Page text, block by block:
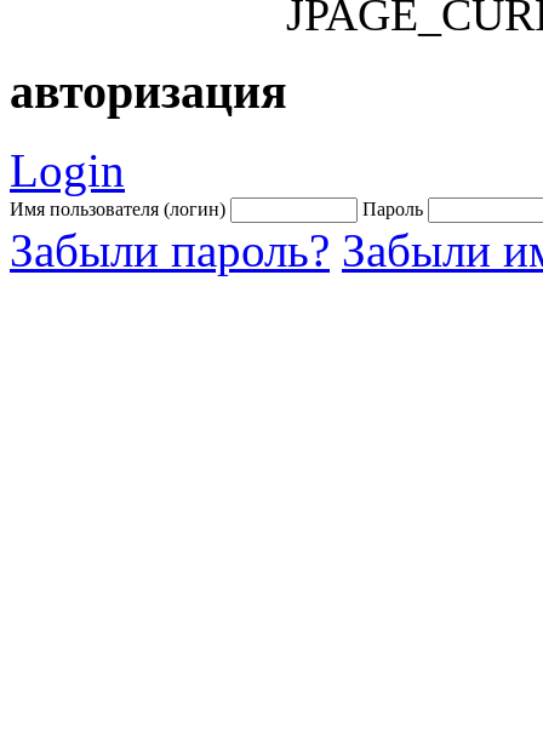
авторизация
Login
Имя пользователя (логин) Пароль
Забыли пароль? Забыли